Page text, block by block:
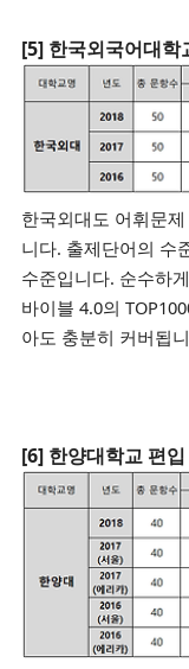
[5] 한국외국어대학
한국외대도 어휘문
니다. 출제단어의 수
수준입니다. 순수하
바이블 4.0의
아도 충분히 커버됩
[6] 한양대학교 편